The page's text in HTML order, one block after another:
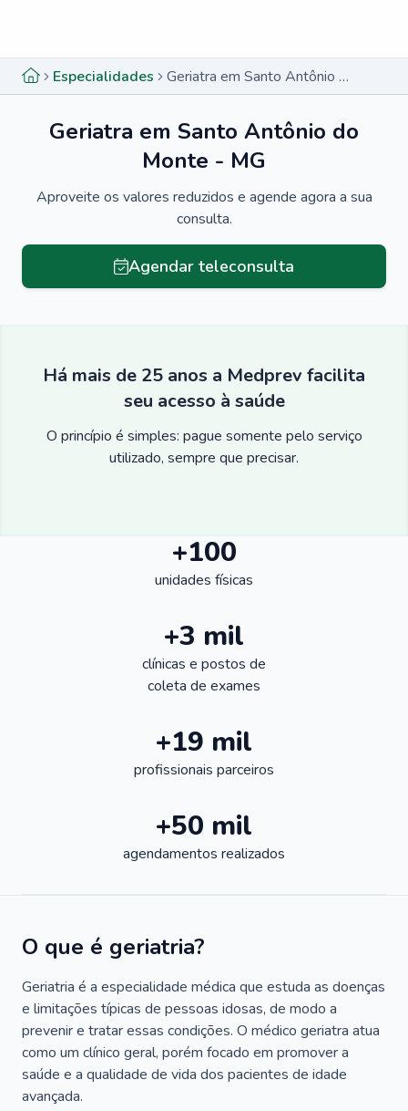
Especialidades Geriatra em Santo Antônio do Monte - MG
Geriatra em Santo Antônio do
Monte - MG
Aproveite os valores reduzidos e agende agora a sua
consulta.
Agendar teleconsulta
Há mais de 25 anos a Medprev facilita
seu acesso à saúde
O princípio é simples: pague somente pelo serviço
utilizado, sempre que precisar.
+100
unidades físicas
+3 mil
clínicas e postos de
coleta de exames
+19 mil
profissionais parceiros
+50 mil
agendamentos realizados
O que é geriatria?
Geriatria é a especialidade médica que estuda as doenças
e limitações típicas de pessoas idosas, de modo a
prevenir e tratar essas condições. O médico geriatra atua
como um clínico geral, porém focado em promover a
saúde e a qualidade de vida dos pacientes de idade
avançada.